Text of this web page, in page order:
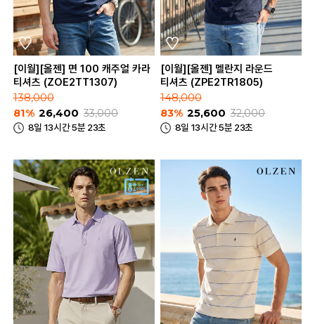
[이월][올젠] 면 100 캐주얼 카라
티셔츠 (ZOE2TT1307)
138,000
81% 26,400 33,000
8일 13시간 5분 23초
[이월][올젠] 멜란지 라운드
티셔츠 (ZPE2TR1805)
148,000
83% 25,600 32,000
8일 13시간 5분 23초